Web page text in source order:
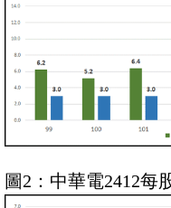
圖2：中華電2412每